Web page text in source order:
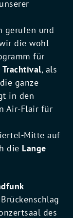
gerufen und
die wohl
für
Trachtival, als
ganze
in den
Air-Flair für
Mitte auf
die Lange
des